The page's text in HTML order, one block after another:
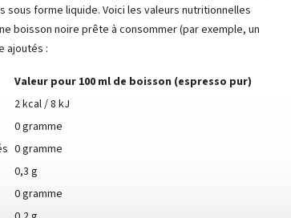
sous forme liquide. Voici les valeurs nutritionnelles
boisson noire prête à consommer (par exemple, un
ajoutés :
Valeur pour 100 ml de boisson (espresso pur)
2 kcal / 8 kJ
0 gramme
0 gramme
0,3 g
0 gramme